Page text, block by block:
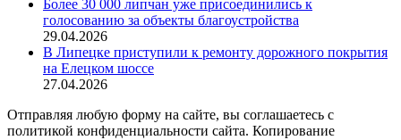
Более 30 000 липчан уже присоединились к
голосованию за объекты благоустройства
29.04.2026
В Липецке приступили к ремонту дорожного покрытия
на Елецком шоссе
27.04.2026
Отправляя любую форму на сайте, вы соглашаетесь с
политикой конфиденциальности сайта. Копирование